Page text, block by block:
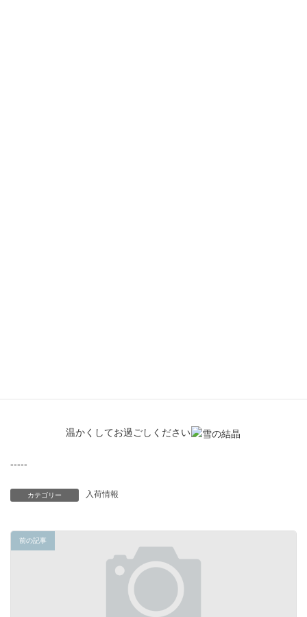
温かくしてお過ごしください
-----
カテゴリー 入荷情報
前の記事